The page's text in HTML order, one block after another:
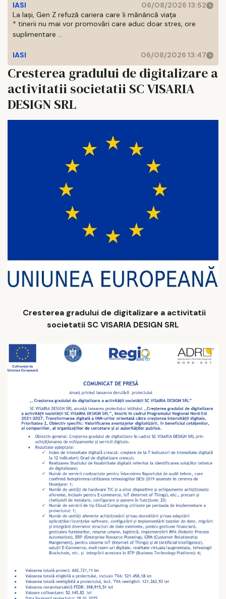
IASI
06/08/2026 13:52
La Iași, Gen Z refuză cariera care îi mănâncă viața
* tinerii nu mai vor promovări care aduc doar stres, ore
suplimentare ...
IASI 06/08/2026 13:47
Cresterea gradului de digitalizare a
activitatii societatii SC VISARIA
DESIGN SRL
Cresterea gradului de digitalizare a activitatii
societatii SC VISARIA DESIGN SRL